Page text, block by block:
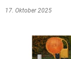
17. Oktober 2025